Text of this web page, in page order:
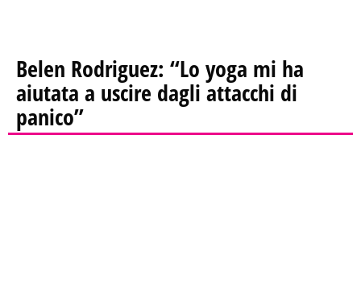
Belen Rodriguez: “Lo yoga mi ha
aiutata a uscire dagli attacchi di
panico”